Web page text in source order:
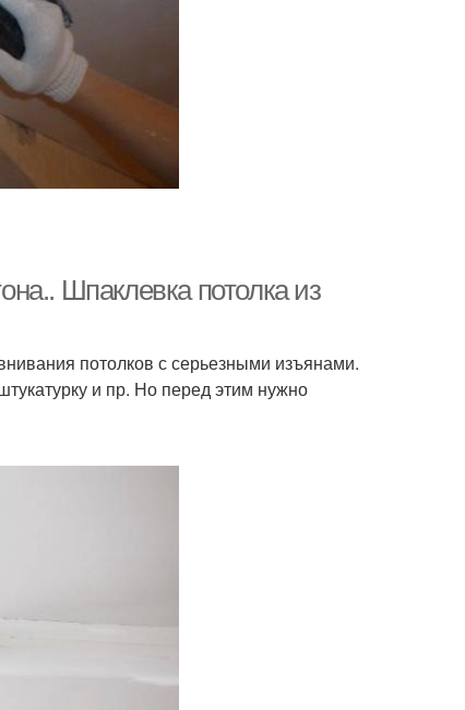
Шпаклевка потолка из
потолков с серьезными изъянами.
и пр. Но перед этим нужно